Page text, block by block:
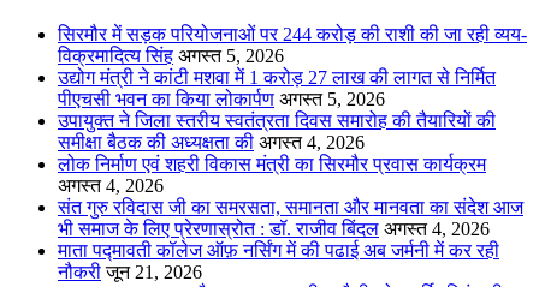
सिरमौर में सड़क परियोजनाओं पर 244 करोड़ की राशी की जा रही व्यय-
विक्रमादित्य सिंह अगस्त 5, 2026
उद्योग मंत्री ने कांटी मशवा में 1 करोड़ 27 लाख की लागत से निर्मित
पीएचसी भवन का किया लोकार्पण अगस्त 5, 2026
उपायुक्त ने जिला स्तरीय स्वतंत्रता दिवस समारोह की तैयारियों की
समीक्षा बैठक की अध्यक्षता की अगस्त 4, 2026
लोक निर्माण एवं शहरी विकास मंत्री का सिरमौर प्रवास कार्यक्रम
अगस्त 4, 2026
संत गुरु रविदास जी का समरसता, समानता और मानवता का संदेश आज
भी समाज के लिए प्रेरणास्रोत : डॉ. राजीव बिंदल अगस्त 4, 2026
माता पद्मावती कॉलेज ऑफ़ नर्सिंग में की पढाई अब जर्मनी में कर रही
नौकरी जून 21, 2026